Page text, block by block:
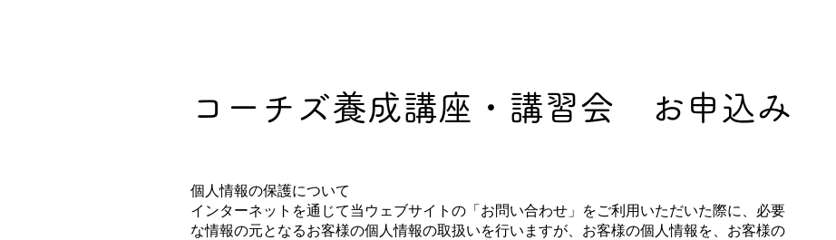
コーチズ養成講座・講習会 お申込み
個人情報の保護について
インターネットを通じて当ウェブサイトの「お問い合わせ」をご利用いただいた際に、必要
な情報の元となるお客様の個人情報の取扱いを行いますが、お客様の個人情報を、お客様の